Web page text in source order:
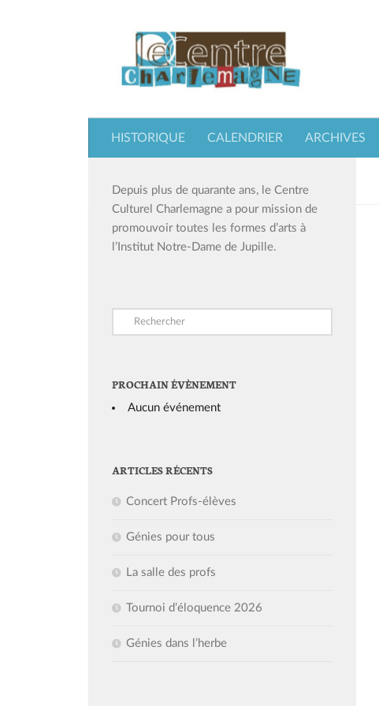
HISTORIQUE CALENDRIER ARCHIVES
Depuis plus de quarante ans, le Centre
Culturel Charlemagne a pour mission de
promouvoir toutes les formes d’arts à
l’Institut Notre-Dame de Jupille.
PROCHAIN ÉVÈNEMENT
Aucun événement
ARTICLES RÉCENTS
Concert Profs-élèves
Génies pour tous
La salle des profs
Tournoi d’éloquence 2026
Génies dans l’herbe